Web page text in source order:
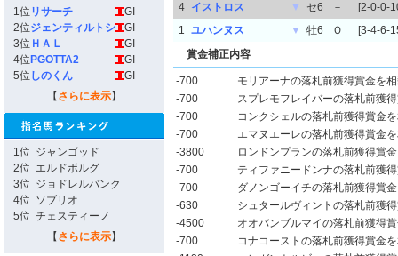
1位 リサーチ
GI
2位ジェンティルトシ
GI
3位 ＨＡＬ
GI
4位 PGOTTA2
GI
5位 しのくん
GI
【 さらに表示】
1位 ジャンゴッド
2位 エルドボルグ
3位 ジョドレルバンク
4位 ソブリオ
5位 チェスティーノ
【 さらに表示】
4
イストロス ▼ セ6 －
[2-0-0-
1 ユハンヌス ▼ 牡6 Ｏ
[3-4-6-
賞金補正内容
-700
モリアーナの落札前獲得賞金を
-700
スプレモフレイバーの落札前獲
-700
コンクシェルの落札前獲得賞金
-700
エマヌエーレの落札前獲得賞金
-3800
ロンドンプランの落札前獲得賞
-700
ティファニードンナの落札前獲
-700
ダノンゴーイチの落札前獲得賞
-630
シュタールヴィントの落札前獲
-4500
オオバンブルマイの落札前獲得
-700
コナコーストの落札前獲得賞金